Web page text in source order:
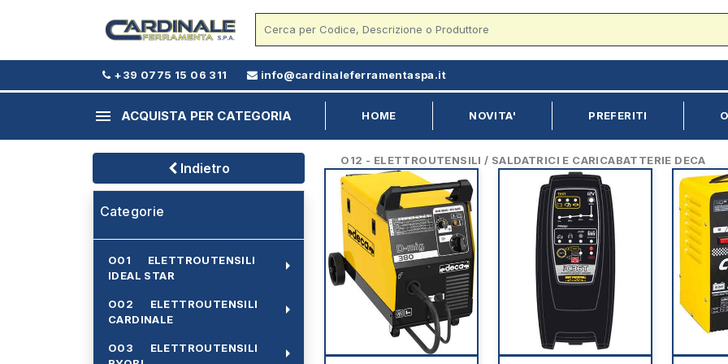
+39 0775 15 06 311 info@cardinaleferramentaspa.it
menu ACQUISTA PER CATEGORIA HOME NOVITA' PREFERITI
Indietro
Categorie
O01 ELETTROUTENSILI
IDEAL STAR
arrow_right
O02 ELETTROUTENSILI
CARDINALE
arrow_right
O03 ELETTROUTENSILI
arrow_right
O12 - ELETTROUTENSILI / SALDATRICI E CARICABATTERIE DECA